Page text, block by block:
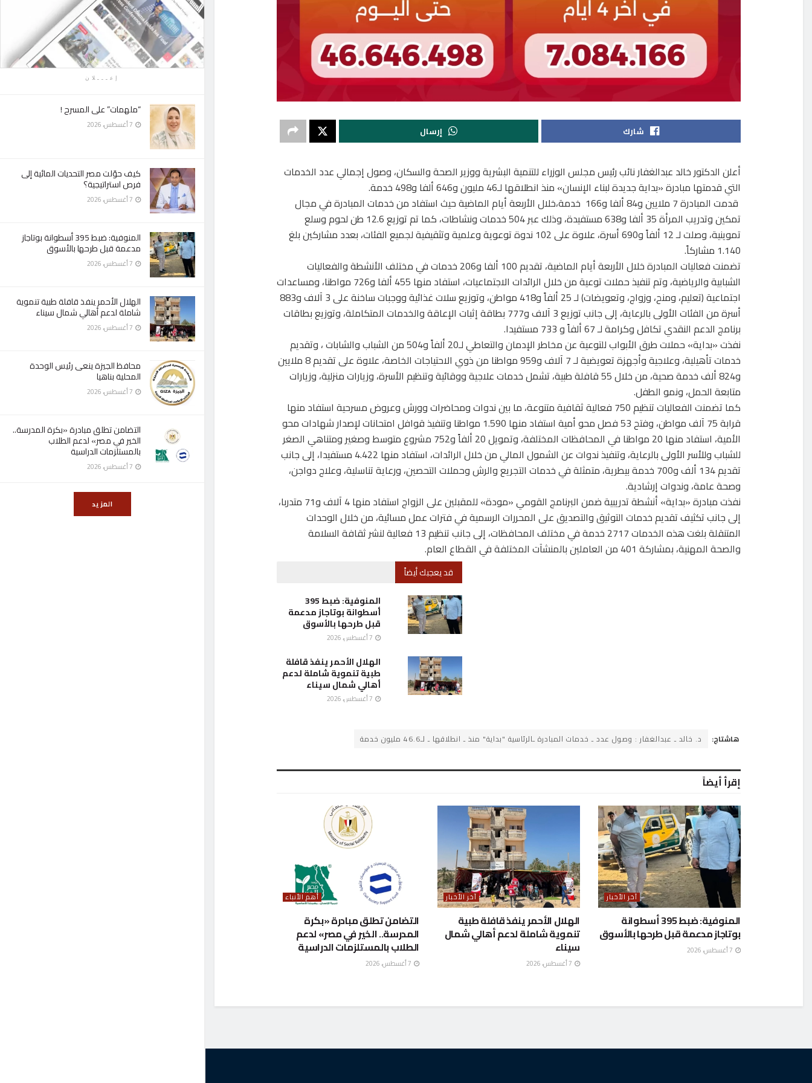
إعـــلان
“ملهمات” على المسرح !
كيف حوّلت مصر التحديات المائية إلى
فرص استراتيجية؟
المنوفية: ضبط 395 أسطوانة بوتاجاز
مدعمة قبل طرحها بالأسوق
الهلال الأحمر ينفذ قافلة طبية تنموية
شاملة لدعم أهالي شمال سيناء
محافظ الجيزة ينعى رئيس الوحدة
المحلية بناهيا
التضامن تطلق مبادرة «بكرة المدرسة..
الخير في مصر» لدعم الطلاب
بالمستلزمات الدراسية
المزيد
شارك إرسال
أعلن الدكتور خالد عبدالغفار نائب رئيس مجلس الوزراء للتنمية البشرية ووزير الصحة والسكان، وصول إجمالي عدد الخدمات
التي قدمتها مبادرة «بداية جديدة لبناء الإنسان» منذ انطلاقها لـ46 مليون و646 ألفا و498 خدمة.
قدمت المبادرة 7 ملايين و84 ألفا و166 خدمة،خلال الأربعة أيام الماضية حيث استفاد من خدمات المبادرة في مجال
تمكين وتدريب المرأة 35 ألفا و638 مستفيدة، وذلك عبر 504 خدمات ونشاطات، كما تم توزيع 12.6 طن لحوم وسلع
تموينية، وصلت لـ 12 ألفاً و690 أسرة، علاوة على 102 ندوة توعوية وعلمية وتثقيفية لجميع الفئات، بعدد مشاركين بلغ
1.140 مشاركاً.
تضمنت فعاليات المبادرة خلال الأربعة أيام الماضية، تقديم 100 ألفا و206 خدمات في مختلف الأنشطة والفعاليات
الشبابية والرياضية، وتم تنفيذ حملات توعية من خلال الرائدات الاجتماعيات، استفاد منها 455 ألفا و726 مواطنا، ومساعدات
اجتماعية (تعليم، ومنح، وزواج، وتعويضات) لـ 25 ألفاً و418 مواطن، وتوزيع سلات غذائية ووجبات ساخنة على 3 آلاف و883
أسرة من الفئات الأولى بالرعاية، إلى جانب توزيع 3 آلاف و777 بطاقة إثبات الإعاقة والخدمات المتكاملة، وتوزيع بطاقات
برنامج الدعم النقدي تكافل وكرامة لـ 67 ألفاً و 733 مستفيدا.
نفذت «بداية» حملات طرق الأبواب للتوعية عن مخاطر الإدمان والتعاطي لـ20 ألفاً و504 من الشباب والشابات ، وتقديم
خدمات تأهيلية، وعلاجية وأجهزة تعويضية لـ 7 آلاف و959 مواطنا من ذوي الاحتياجات الخاصة، علاوة على تقديم 8 ملايين
و824 ألف خدمة صحية، من خلال 55 قافلة طبية، تشمل خدمات علاجية ووقائية وتنظيم الأسرة، وزيارات منزلية، وزيارات
متابعة الحمل، ونمو الطفل.
كما تضمنت الفعاليات تنظيم 750 فعالية ثقافية متنوعة، ما بين ندوات ومحاضرات وورش وعروض مسرحية استفاد منها
قرابة 75 آلف مواطن، وفتح 53 فصل محو أمية استفاد منها 1.590 مواطنا وتنفيذ قوافل امتحانات لإصدار شهادات محو
الأمية، استفاد منها 20 مواطنا في المحافظات المختلفة، وتمويل 20 ألفاً و752 مشروع متوسط وصغير ومتناهي الصغر
للشباب وللأسر الأولى بالرعاية، وتنفيذ ندوات عن الشمول المالي من خلال الرائدات، استفاد منها 4.422 مستفيدا، إلى جانب
تقديم 134 ألف و700 خدمة بيطرية، متمثلة في خدمات التجريع والرش وحملات التحصين، ورعاية تناسلية، وعلاج دواجن،
وصحة عامة، وندوات إرشادية.
نفذت مبادرة «بداية» أنشطة تدريبية ضمن البرنامج القومي «مودة» للمقبلين على الزواج استفاد منها 4 آلاف و71 متدربا،
إلى جانب تكثيف تقديم خدمات التوثيق والتصديق على المحررات الرسمية في فترات عمل مسائية، من خلال الوحدات
المتنقلة بلغت هذه الخدمات 2717 خدمة في مختلف المحافظات، إلى جانب تنظيم 13 فعالية لنشر ثقافة السلامة
والصحة المهنية، بمشاركة 401 من العاملين بالمنشآت المختلفة في القطاع العام.
قد يعجبك أيضاً
المنوفية: ضبط 395
أسطوانة بوتاجاز مدعمة
قبل طرحها بالأسوق
الهلال الأحمر ينفذ قافلة
طبية تنموية شاملة لدعم
أهالي شمال سيناء
هاشتاج: د. خالد ـ عبدالغفار : وصول عدد ـ خدمات المبادرة ـالرئاسية "بداية" منذ ـ انطلاقها ـ لـ46.6 مليون خدمة
إقرأ أيضاً
آخر الأخبار
المنوفية: ضبط 395 أسطوانة
بوتاجاز مدعمة قبل طرحها بالأسوق
آخر الأخبار
الهلال الأحمر ينفذ قافلة طبية
تنموية شاملة لدعم أهالي شمال
سيناء
أهم الأنباء
التضامن تطلق مبادرة «بكرة
المدرسة.. الخير في مصر» لدعم
الطلاب بالمستلزمات الدراسية